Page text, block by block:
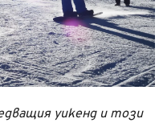
уикенд и този